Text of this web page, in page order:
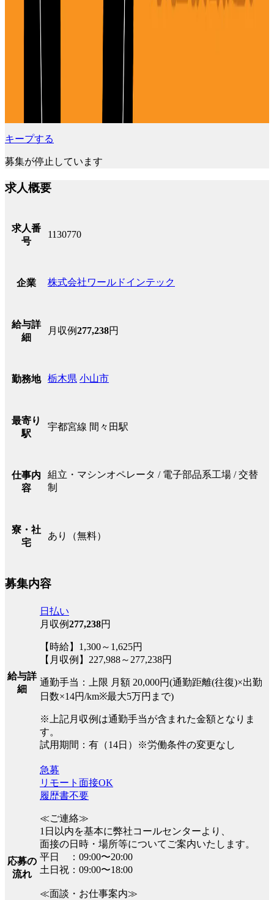
キープする
募集が停止しています
求人概要
求人番
号
1130770
企業 株式会社ワールドインテック
給与詳
細
月収例277,238円
勤務地 栃木県 小山市
最寄り
駅
宇都宮線 間々田駅
仕事内
容
組立・マシンオペレータ / 電子部品系工場 / 交替
制
寮・社
宅
あり（無料）
募集内容
給与詳
細
日払い
月収例277,238円
【時給】1,300～1,625円
【月収例】227,988～277,238円
通勤手当：上限 月額 20,000円(通勤距離(往復)×出勤
日数×14円/km※最大5万円まで)
※上記月収例は通勤手当が含まれた金額となりま
す。
試用期間：有（14日）※労働条件の変更なし
応募の
流れ
急募
リモート面接OK
履歴書不要
≪ご連絡≫
1日以内を基本に弊社コールセンターより、
面接の日時・場所等についてご案内いたします。
平日 ：09:00〜20:00
土日祝：09:00〜18:00
≪面談・お仕事案内≫